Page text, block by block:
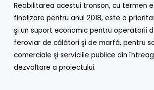
Reabilitarea acestui tronson, cu termen
finalizare pentru anul 2018, este o
şi un suport economic pentru operatorii
feroviar de călători şi de marfă, pentru
comerciale şi serviciile publice din
dezvoltare a proiectului.